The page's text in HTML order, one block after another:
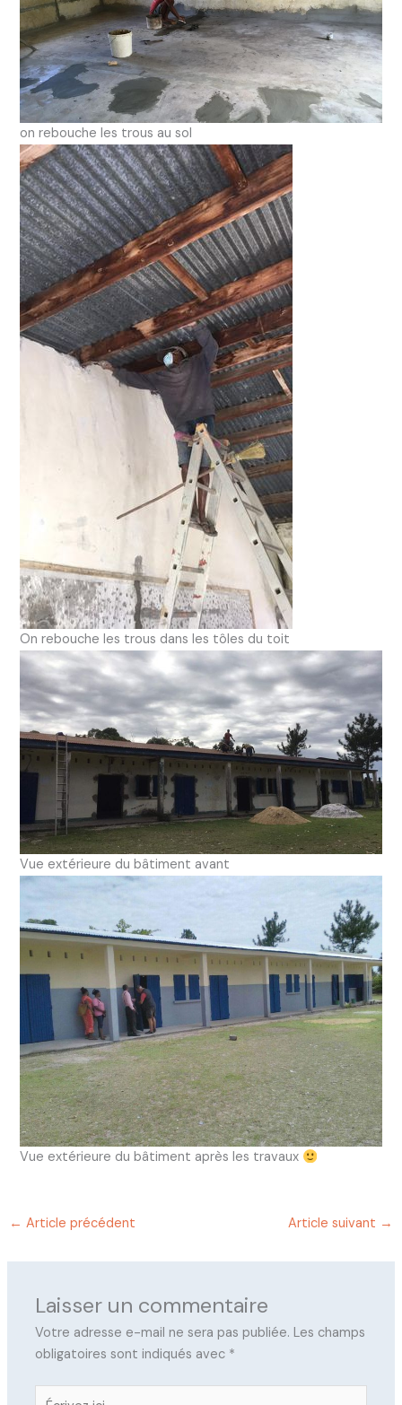
on rebouche les trous au sol
On rebouche les trous dans les tôles du toit
Vue extérieure du bâtiment avant
Vue extérieure du bâtiment après les travaux
← Article précédent Article suivant →
Laisser un commentaire
Votre adresse e-mail ne sera pas publiée. Les champs
obligatoires sont indiqués avec *
Écrivez